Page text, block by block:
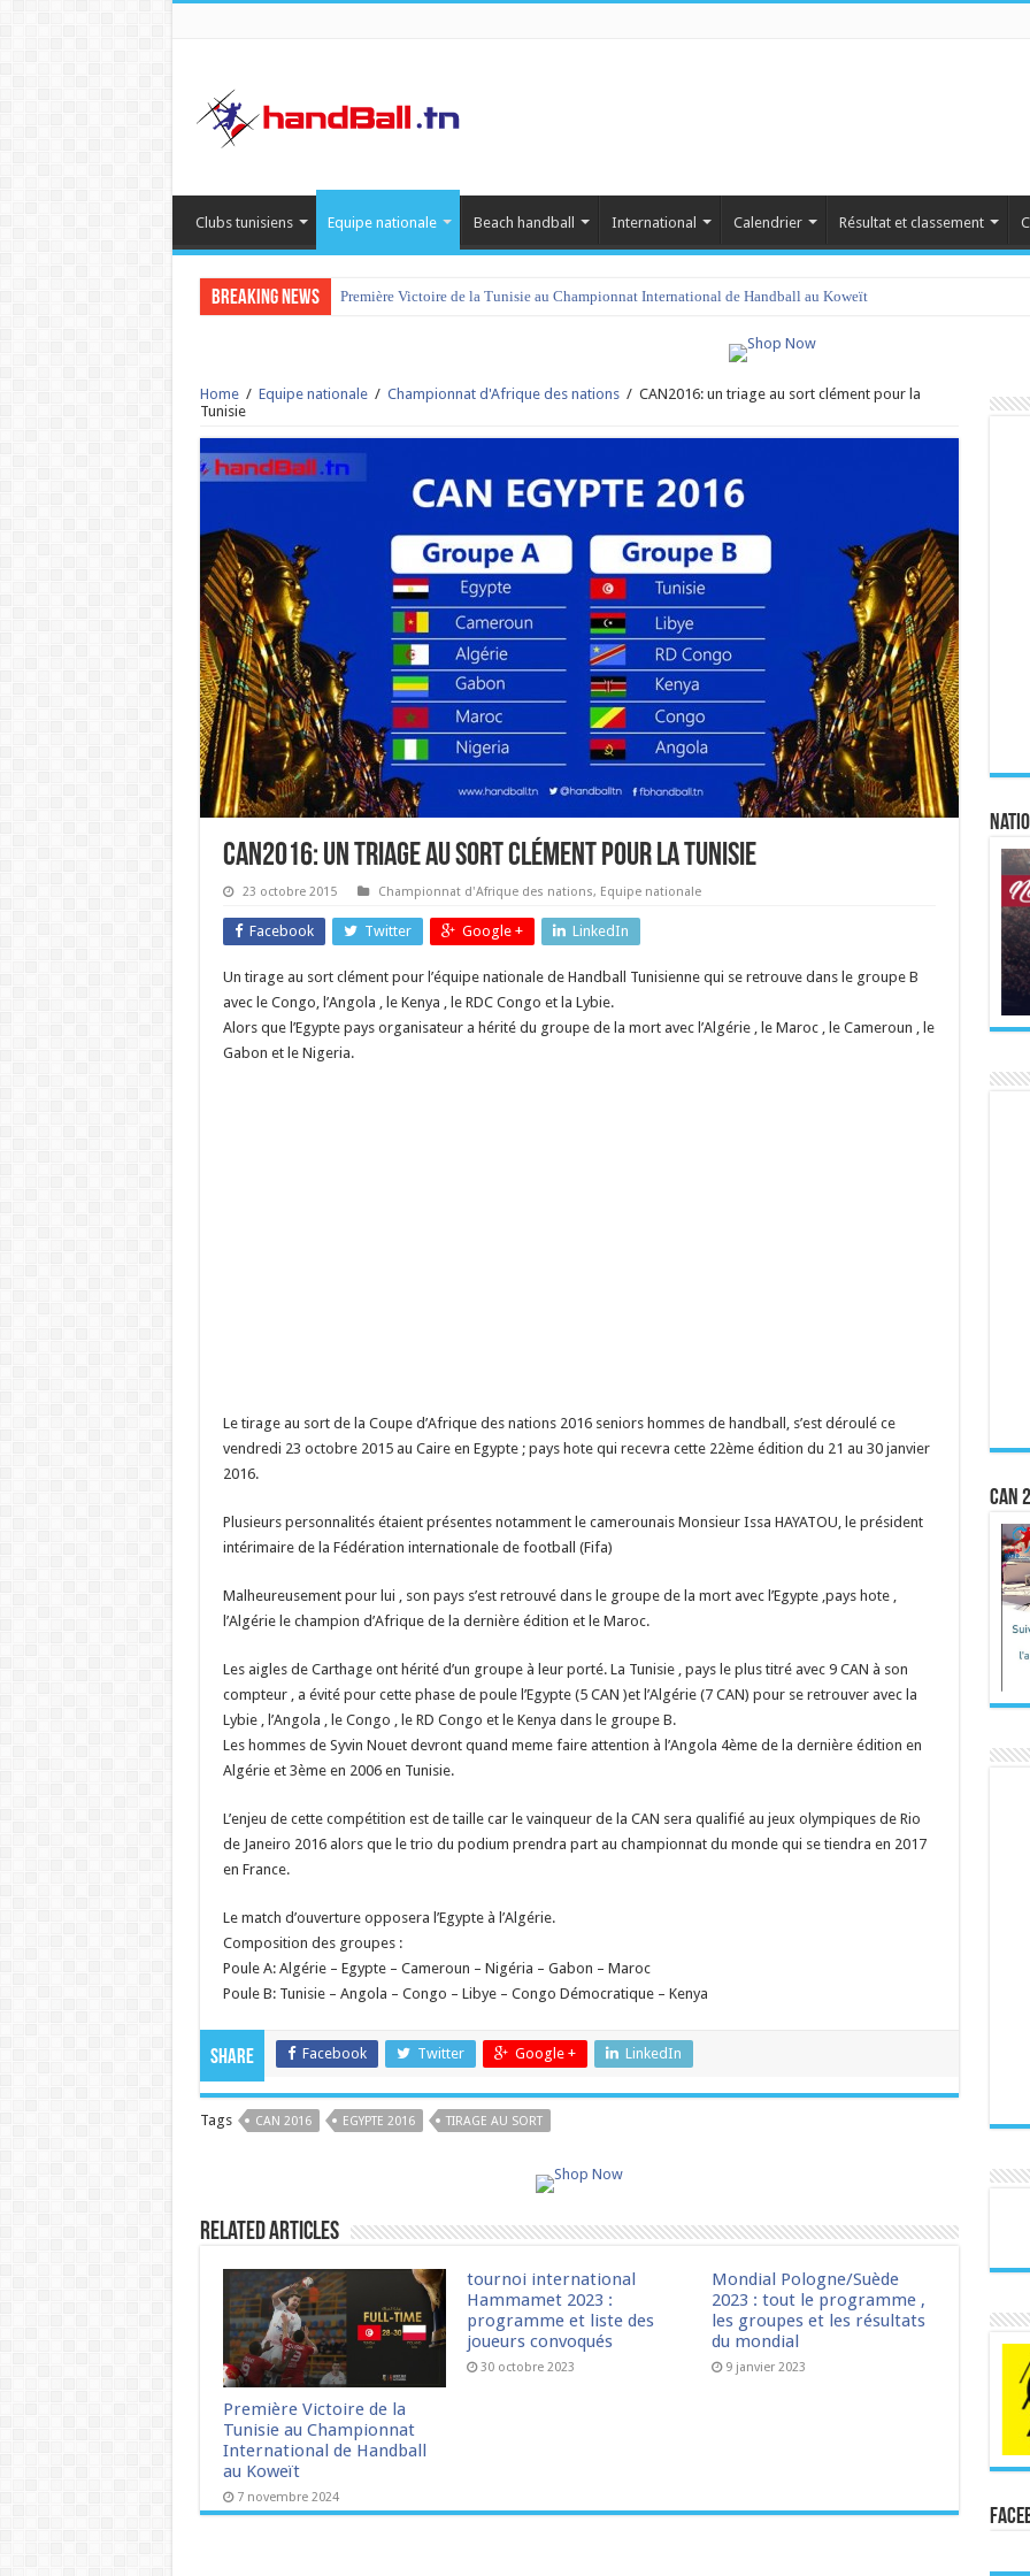
Clubs tunisiens Equipe nationale Beach handball International Calendrier Résultat et classement
Breaking News Première Victoire de la Tunisie au Championnat International de Handball au Koweït
Home / Equipe nationale / Championnat d'Afrique des nations / CAN2016: un triage au sort clément pour la
Tunisie
CAN2016: un triage au sort clément pour la Tunisie
23 octobre 2015 Championnat d'Afrique des nations, Equipe nationale
Facebook Twitter Google + LinkedIn
Un tirage au sort clément pour l’équipe nationale de Handball Tunisienne qui se retrouve dans le groupe B
avec le Congo, l’Angola , le Kenya , le RDC Congo et la Lybie.
Alors que l’Egypte pays organisateur a hérité du groupe de la mort avec l’Algérie , le Maroc , le Cameroun , le
Gabon et le Nigeria.
Le tirage au sort de la Coupe d’Afrique des nations 2016 seniors hommes de handball, s’est déroulé ce
vendredi 23 octobre 2015 au Caire en Egypte ; pays hote qui recevra cette 22ème édition du 21 au 30 janvier
2016.
Plusieurs personnalités étaient présentes notamment le camerounais Monsieur Issa HAYATOU, le président
intérimaire de la Fédération internationale de football (Fifa)
Malheureusement pour lui , son pays s’est retrouvé dans le groupe de la mort avec l’Egypte ,pays hote ,
l’Algérie le champion d’Afrique de la dernière édition et le Maroc.
Les aigles de Carthage ont hérité d’un groupe à leur porté. La Tunisie , pays le plus titré avec 9 CAN à son
compteur , a évité pour cette phase de poule l’Egypte (5 CAN )et l’Algérie (7 CAN) pour se retrouver avec la
Lybie , l’Angola , le Congo , le RD Congo et le Kenya dans le groupe B.
Les hommes de Syvin Nouet devront quand meme faire attention à l’Angola 4ème de la dernière édition en
Algérie et 3ème en 2006 en Tunisie.
L’enjeu de cette compétition est de taille car le vainqueur de la CAN sera qualifié au jeux olympiques de Rio
de Janeiro 2016 alors que le trio du podium prendra part au championnat du monde qui se tiendra en 2017
en France.
Le match d’ouverture opposera l’Egypte à l’Algérie.
Composition des groupes :
Poule A: Algérie – Egypte – Cameroun – Nigéria – Gabon – Maroc
Poule B: Tunisie – Angola – Congo – Libye – Congo Démocratique – Kenya
Share Facebook Twitter Google + LinkedIn
Tags CAN 2016 EGYPTE 2016 TIRAGE AU SORT
Related Articles
Première Victoire de la
Tunisie au Championnat
International de Handball
au Koweït
7 novembre 2024
tournoi international
Hammamet 2023 :
programme et liste des
joueurs convoqués
30 octobre 2023
Mondial Pologne/Suède
2023 : tout le programme ,
les groupes et les résultats
du mondial
9 janvier 2023
CAN